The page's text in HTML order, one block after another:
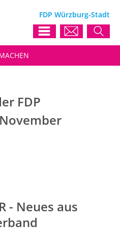
FDP Würzburg-Stadt
FDP
- Neues aus